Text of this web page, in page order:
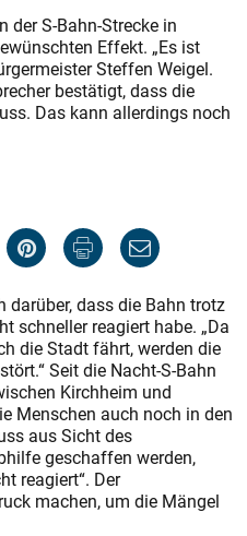
der S-Bahn-Strecke in
Effekt. „Es ist
Steffen Weigel.
bestätigt, dass die
Das kann allerdings noch
darüber, dass die Bahn trotz
schneller reagiert habe. „Da
die Stadt fährt, werden die
Seit die Nacht-S-Bahn
Kirchheim und
Menschen auch noch in den
aus Sicht des
geschaffen werden,
reagiert“. Der
machen, um die Mängel